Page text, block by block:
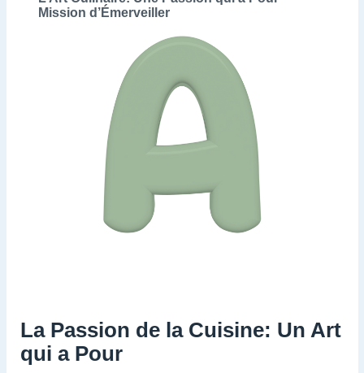
Mission d’Émerveiller
La Passion de la Cuisine: Un Art
qui a Pour